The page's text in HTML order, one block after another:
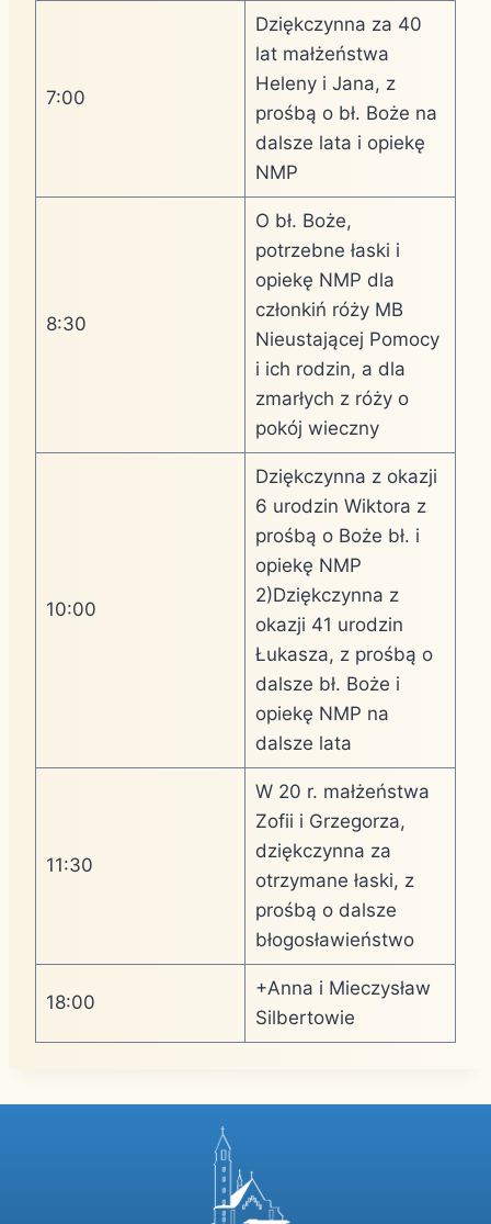
7:00
Dziękczynna za 40
lat małżeństwa
Heleny i Jana, z
prośbą o bł. Boże na
dalsze lata i opiekę
NMP
8:30
O bł. Boże,
potrzebne łaski i
opiekę NMP dla
członkiń róży MB
Nieustającej Pomocy
i ich rodzin, a dla
zmarłych z róży o
pokój wieczny
10:00
Dziękczynna z okazji
6 urodzin Wiktora z
prośbą o Boże bł. i
opiekę NMP
2)Dziękczynna z
okazji 41 urodzin
Łukasza, z prośbą o
dalsze bł. Boże i
opiekę NMP na
dalsze lata
11:30
W 20 r. małżeństwa
Zofii i Grzegorza,
dziękczynna za
otrzymane łaski, z
prośbą o dalsze
błogosławieństwo
18:00
+Anna i Mieczysław
Silbertowie